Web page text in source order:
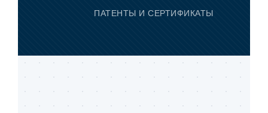
ПАТЕНТЫ И СЕРТИФИКАТЫ